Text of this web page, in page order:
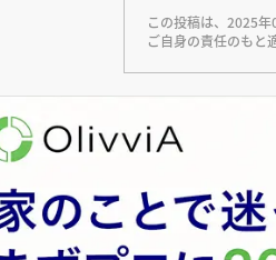
この投稿は、2025年
ご自身の責任のもと